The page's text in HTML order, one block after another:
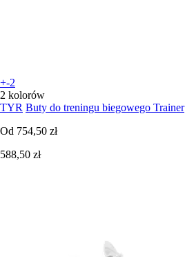
+-2
2 kolorów
TYR Buty do treningu biegowego Trainer
Od 754,50 zł
588,50 zł